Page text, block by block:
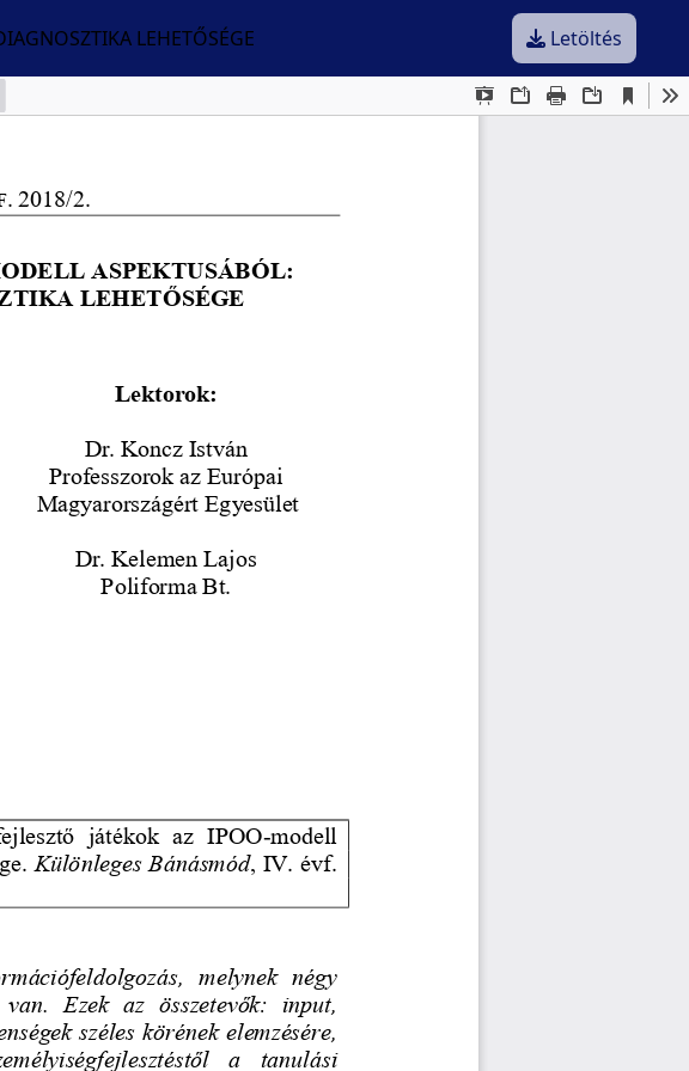
LEHETŐSÉGE Letöltés